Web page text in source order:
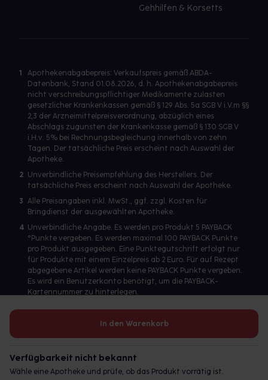
In den Warenkorb
Verfügbarkeit nicht bekannt
Wähle eine Apotheke und prüfe, ob das Produkt vorrätig ist.
Gehhilfen & Korsetts
1
Apothekenabgabepreis: Verkaufspreis gemäß ABDA-
Datenbank, Stand 01.08.2026, d. h. Apothekenabgabepreis
nicht verschreibungspflichtiger Medikamente zulasten
gesetzlicher Krankenkassen gemäß § 129 Abs. 5a SGB V i.V.m §§
2,3 der Arzneimittelpreisverordnung, abzüglich eines
Abschlags zugunsten der Krankenkasse gemäß § 130 SGB V
i.H.v. 5% bei Rechnungsbegleichung innerhalb von zehn
Tagen. Der tatsächliche Preis erscheint nach Auswahl der
Apotheke.
2 Unverbindliche Preisempfehlung des Herstellers. Der
tatsächliche Preis erscheint nach Auswahl der Apotheke.
3 Alle Preisangaben inkl. MwSt., ggf. zzgl. Kosten für
Bringdienst der ausgewählten Apotheke.
4 Unverbindliche Angabe. Es werden pro Produkt 5 PAYBACK
°Punkte vergeben. Es werden maximal 100 PAYBACK Punkte
pro Produkt ausgegeben. Eine Punktegutschrift erfolgt nur
für Produkte mit einem Einzelpreis ab 2 Euro. Für auf Rezept
abgegebene Artikel werden keine PAYBACK Punkte vergeben.
Es wird ein Benutzerkonto benötigt, um die PAYBACK-
Kartennummer zu hinterlegen.
Betreiber des Portals und verantwortlich: gesund.de GmbH &
© 2026 gesund.de GmbH & Co. KG